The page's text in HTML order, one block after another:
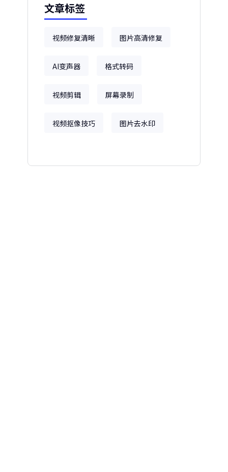
文章标签
视频修复清晰 图片高清修复
AI变声器 格式转码
视频剪辑 屏幕录制
视频抠像技巧 图片去水印